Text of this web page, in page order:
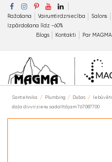
Ražošana Vairumtirdzniecība Salons
Izpārdošana līdz −60%
Blogs
Kontakti Par
Santehnika Plumbing Dušas
daļa divvirzienu sadalītājam 767087700